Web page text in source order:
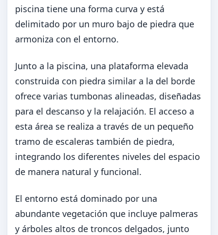
piscina tiene una forma curva y está
delimitado por un muro bajo de piedra que
armoniza con el entorno.
Junto a la piscina, una plataforma elevada
construida con piedra similar a la del borde
ofrece varias tumbonas alineadas, diseñadas
para el descanso y la relajación. El acceso a
esta área se realiza a través de un pequeño
tramo de escaleras también de piedra,
integrando los diferentes niveles del espacio
de manera natural y funcional.
El entorno está dominado por una
abundante vegetación que incluye palmeras
y árboles altos de troncos delgados, junto